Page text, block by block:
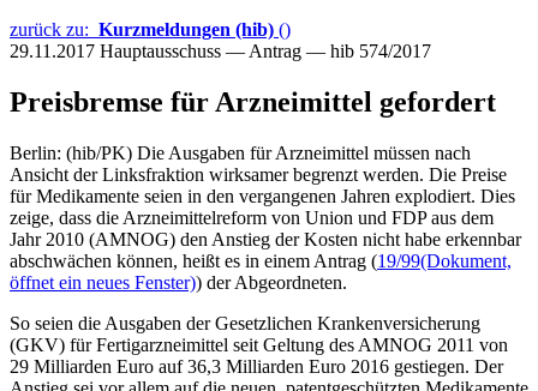
zurück zu: Kurzmeldungen (hib) ()
29.11.2017 Hauptausschuss — Antrag — hib 574/2017
Preisbremse für Arzneimittel gefordert
Berlin: (hib/PK) Die Ausgaben für Arzneimittel müssen nach
Ansicht der Linksfraktion wirksamer begrenzt werden. Die Preise
für Medikamente seien in den vergangenen Jahren explodiert. Dies
zeige, dass die Arzneimittelreform von Union und FDP aus dem
Jahr 2010 (AMNOG) den Anstieg der Kosten nicht habe erkennbar
abschwächen können, heißt es in einem Antrag (19/99(Dokument,
öffnet ein neues Fenster)) der Abgeordneten.
So seien die Ausgaben der Gesetzlichen Krankenversicherung
(GKV) für Fertigarzneimittel seit Geltung des AMNOG 2011 von
29 Milliarden Euro auf 36,3 Milliarden Euro 2016 gestiegen. Der